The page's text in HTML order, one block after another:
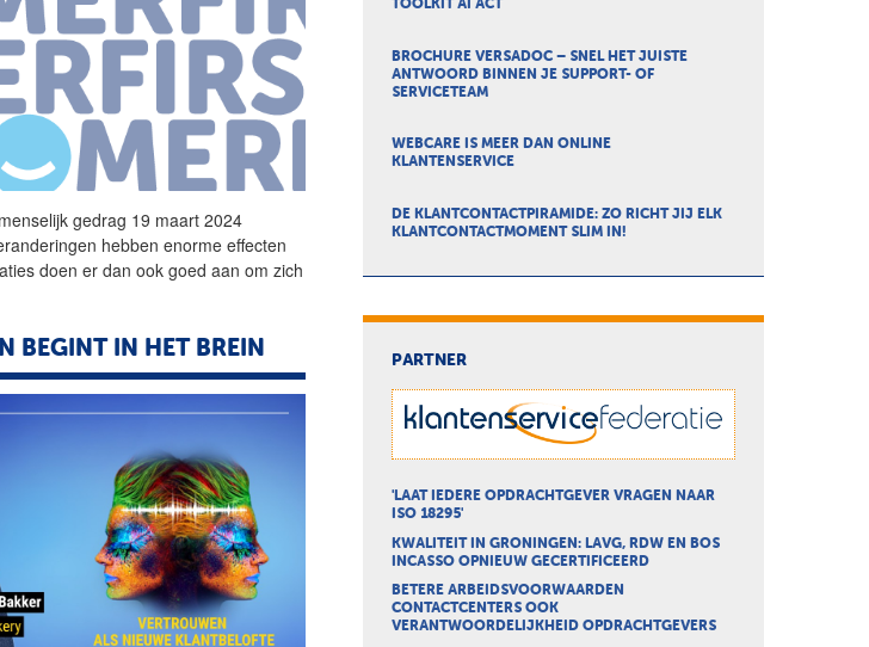
menselijk gedrag 19 maart 2024
hebben enorme effecten
doen er dan ook goed aan om zich
BEGINT IN HET BREIN
TOOLKIT AI ACT
BROCHURE VERSADOC – SNEL HET JUISTE
ANTWOORD BINNEN JE SUPPORT- OF
SERVICETEAM
WEBCARE IS MEER DAN ONLINE
KLANTENSERVICE
DE KLANTCONTACTPIRAMIDE: ZO RICHT JIJ ELK
KLANTCONTACTMOMENT SLIM IN!
PARTNER
'LAAT IEDERE OPDRACHTGEVER VRAGEN NAAR
ISO 18295'
KWALITEIT IN GRONINGEN: LAVG, RDW EN BOS
INCASSO OPNIEUW GECERTIFICEERD
BETERE ARBEIDSVOORWAARDEN
CONTACTCENTERS OOK
VERANTWOORDELIJKHEID OPDRACHTGEVERS